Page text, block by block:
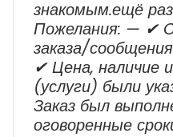
знакомым.ещё
Пожелания: — ✔
заказа/
✔ Цена, наличие
(услуги) были
Заказ был
оговоренные